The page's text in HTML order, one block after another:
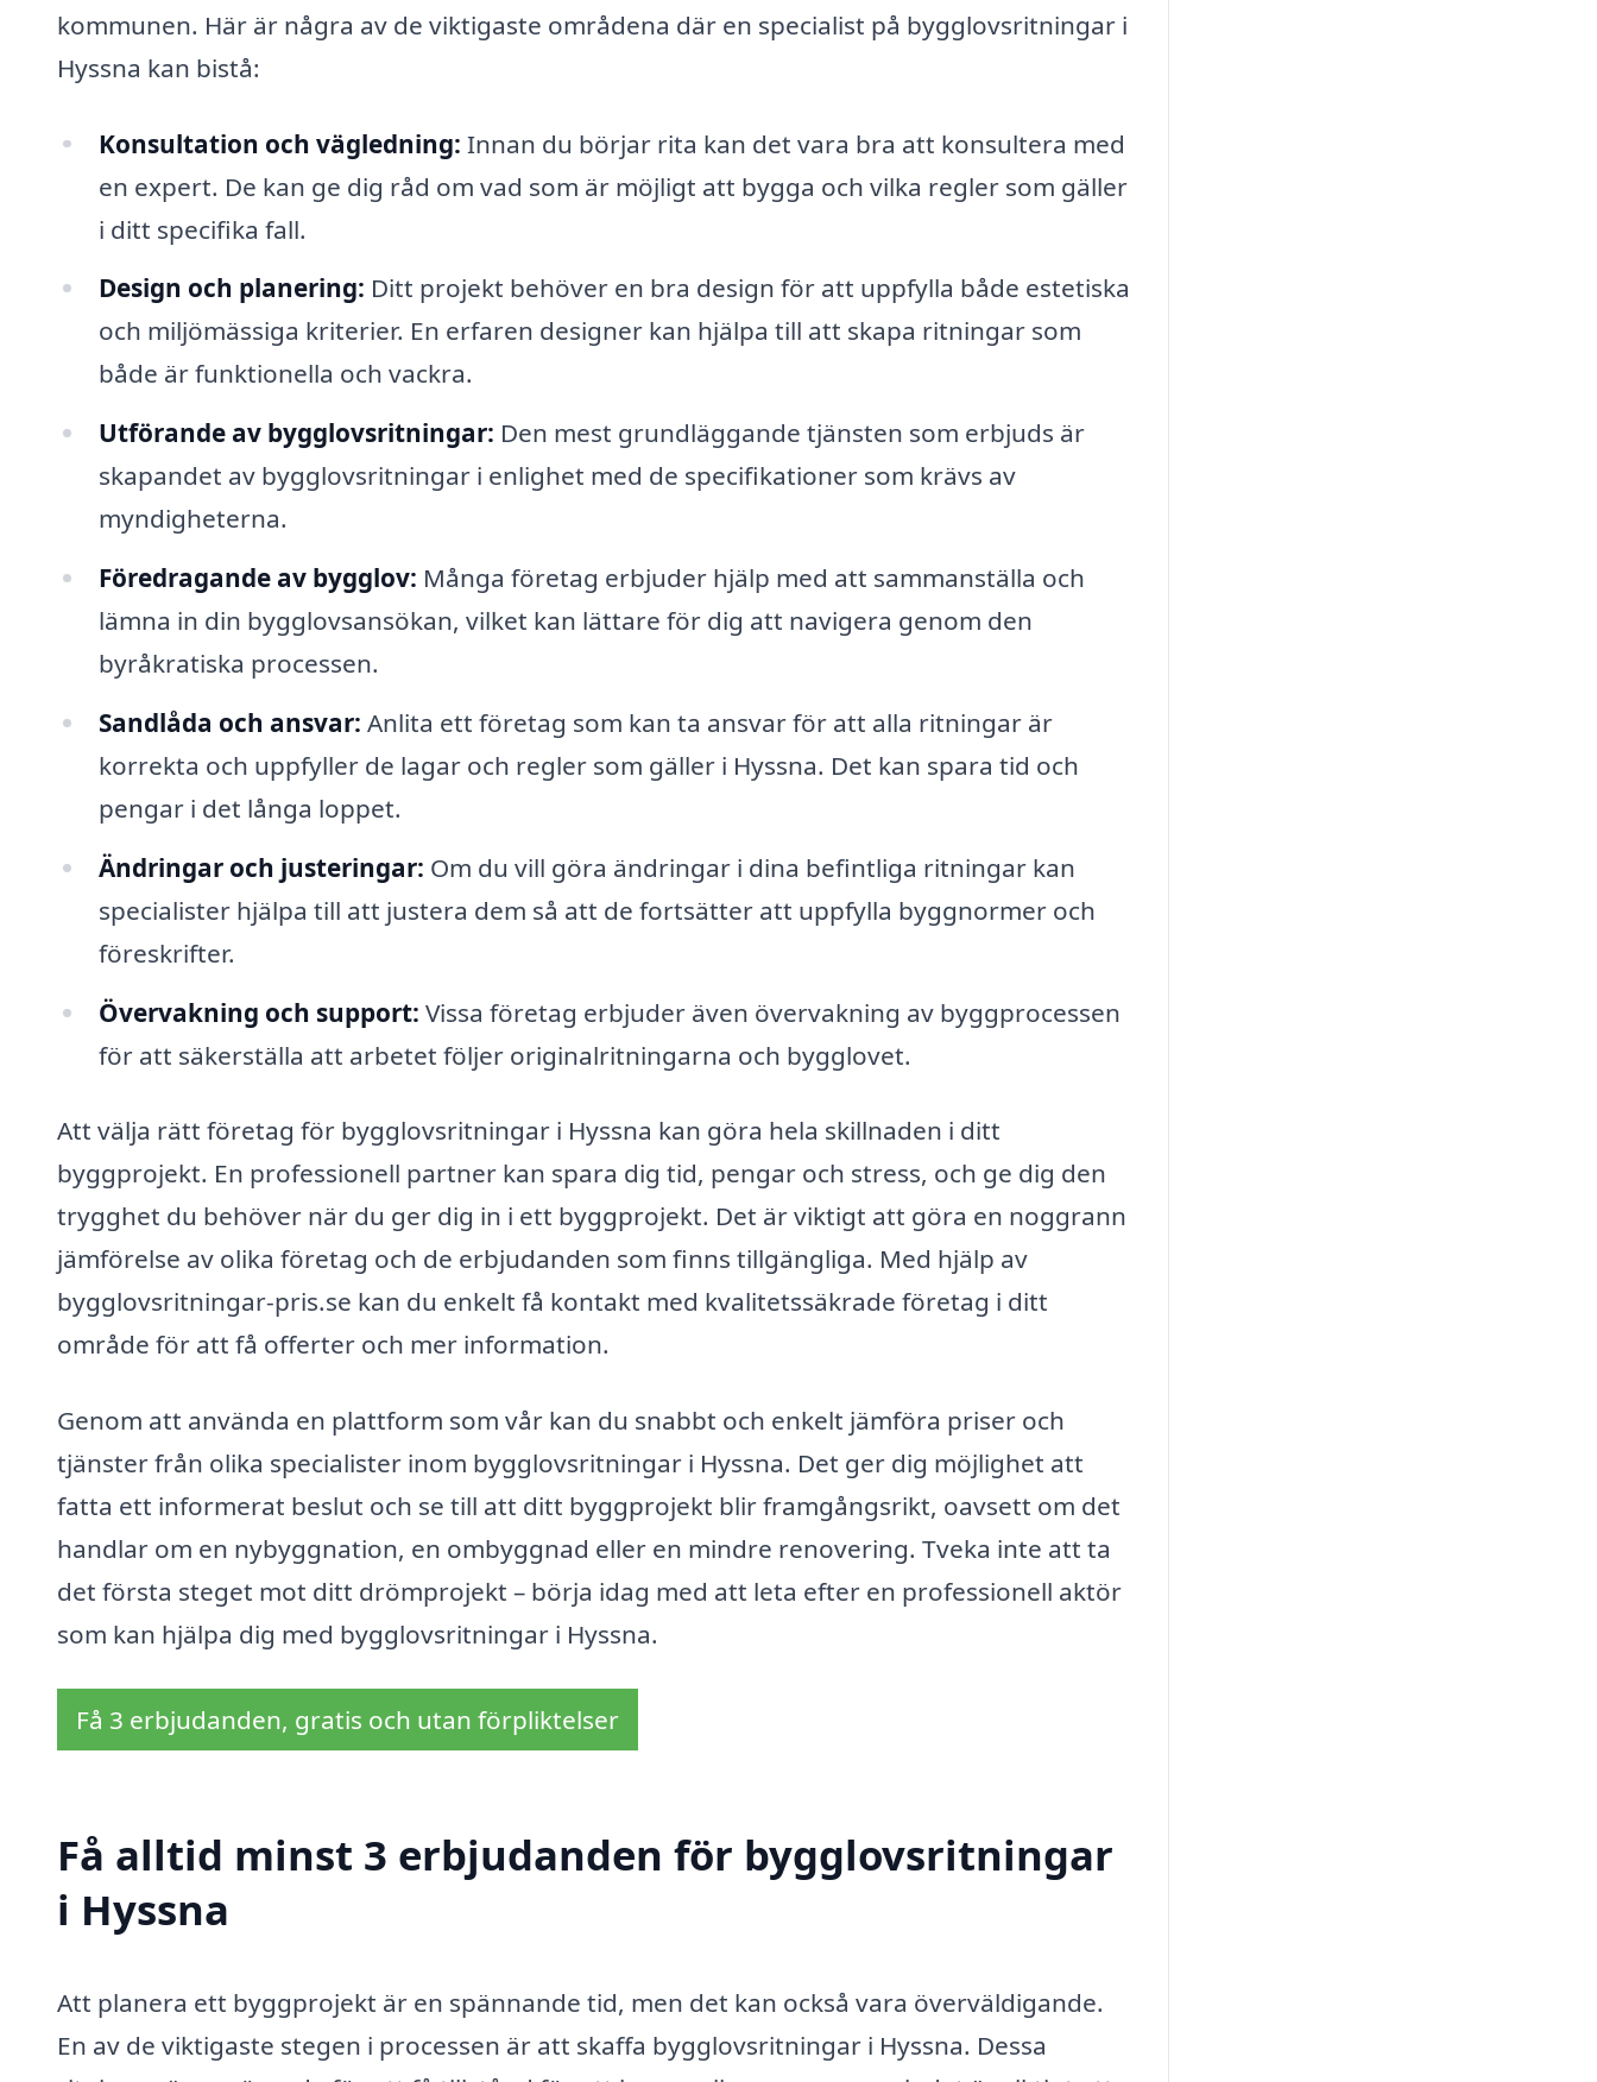
kommunen. Här är några av de viktigaste områdena där en specialist på bygglovsritningar i
Hyssna kan bistå:
Konsultation och vägledning: Innan du börjar rita kan det vara bra att konsultera med
en expert. De kan ge dig råd om vad som är möjligt att bygga och vilka regler som gäller
i ditt specifika fall.
Design och planering: Ditt projekt behöver en bra design för att uppfylla både estetiska
och miljömässiga kriterier. En erfaren designer kan hjälpa till att skapa ritningar som
både är funktionella och vackra.
Utförande av bygglovsritningar: Den mest grundläggande tjänsten som erbjuds är
skapandet av bygglovsritningar i enlighet med de specifikationer som krävs av
myndigheterna.
Föredragande av bygglov: Många företag erbjuder hjälp med att sammanställa och
lämna in din bygglovsansökan, vilket kan lättare för dig att navigera genom den
byråkratiska processen.
Sandlåda och ansvar: Anlita ett företag som kan ta ansvar för att alla ritningar är
korrekta och uppfyller de lagar och regler som gäller i Hyssna. Det kan spara tid och
pengar i det långa loppet.
Ändringar och justeringar: Om du vill göra ändringar i dina befintliga ritningar kan
specialister hjälpa till att justera dem så att de fortsätter att uppfylla byggnormer och
föreskrifter.
Övervakning och support: Vissa företag erbjuder även övervakning av byggprocessen
för att säkerställa att arbetet följer originalritningarna och bygglovet.
Att välja rätt företag för bygglovsritningar i Hyssna kan göra hela skillnaden i ditt
byggprojekt. En professionell partner kan spara dig tid, pengar och stress, och ge dig den
trygghet du behöver när du ger dig in i ett byggprojekt. Det är viktigt att göra en noggrann
jämförelse av olika företag och de erbjudanden som finns tillgängliga. Med hjälp av
bygglovsritningar-pris.se kan du enkelt få kontakt med kvalitetssäkrade företag i ditt
område för att få offerter och mer information.
Genom att använda en plattform som vår kan du snabbt och enkelt jämföra priser och
tjänster från olika specialister inom bygglovsritningar i Hyssna. Det ger dig möjlighet att
fatta ett informerat beslut och se till att ditt byggprojekt blir framgångsrikt, oavsett om det
handlar om en nybyggnation, en ombyggnad eller en mindre renovering. Tveka inte att ta
det första steget mot ditt drömprojekt – börja idag med att leta efter en professionell aktör
som kan hjälpa dig med bygglovsritningar i Hyssna.
Få 3 erbjudanden, gratis och utan förpliktelser
Få alltid minst 3 erbjudanden för bygglovsritningar
i Hyssna
Att planera ett byggprojekt är en spännande tid, men det kan också vara överväldigande.
En av de viktigaste stegen i processen är att skaffa bygglovsritningar i Hyssna. Dessa